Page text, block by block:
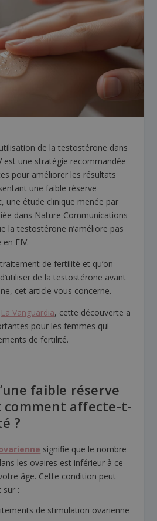
de la testostérone dans
est une stratégie recommandée
pour améliorer les résultats
une faible réserve
une étude clinique menée par
dans Nature Communications
la testostérone n’améliore pas
FIV.
de fertilité et qu’on
de la testostérone avant
cet article vous concerne.
La Vanguardia, cette découverte a
pour les femmes qui
de fertilité.
faible réserve
comment affecte-t-
?
signifie que le nombre
les ovaires est inférieur à ce
âge. Cette condition peut
sur :
de stimulation ovarienne